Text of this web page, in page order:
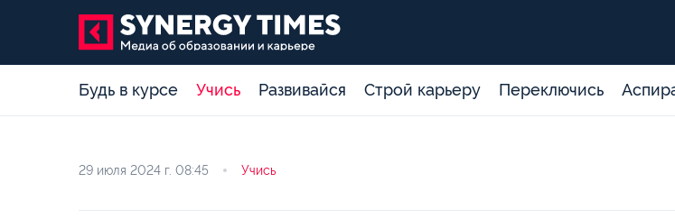
Будь в курсе Учись Развивайся Строй карьеру Переключись
29 июля 2024 г. 08:45 Учись